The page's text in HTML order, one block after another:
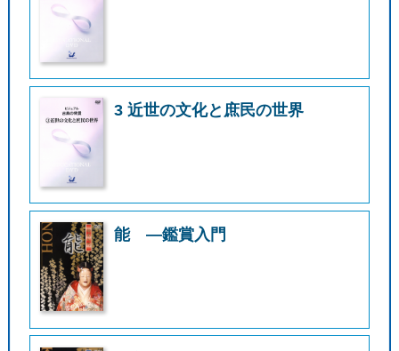
3 近世の文化と庶民の世界
能 ―鑑賞入門